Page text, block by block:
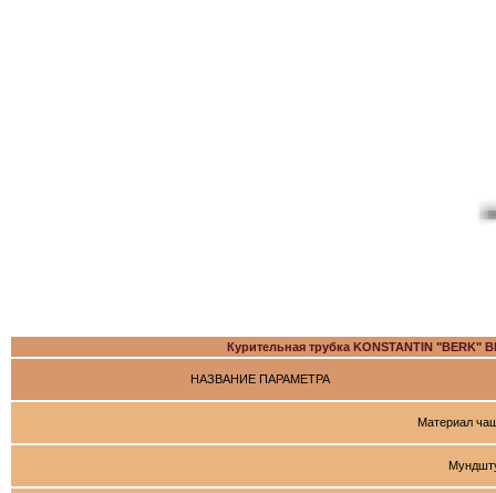
Курительная трубка KONSTANTIN "BERK"
НАЗВАНИЕ ПАРАМЕТРА
Материал